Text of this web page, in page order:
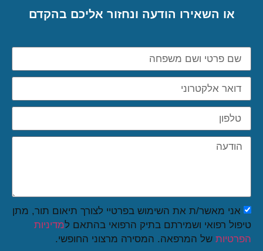
או השאירו הודעה ונחזור אליכם בהקדם
אני מאשר/ת את השימוש בפרטיי לצורך תיאום תור, מתן
טיפול רפואי ושמירתם בתיק הרפואי בהתאם למדיניות
הפרטיות של המרפאה. המסירה מרצוני החופשי.